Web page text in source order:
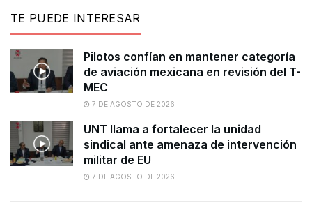
TE PUEDE INTERESAR
Pilotos confían en mantener categoría
de aviación mexicana en revisión del T-
MEC
7 DE AGOSTO DE 2026
UNT llama a fortalecer la unidad
sindical ante amenaza de intervención
militar de EU
7 DE AGOSTO DE 2026